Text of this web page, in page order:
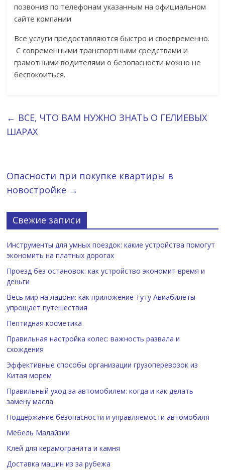
позвонив по телефонам указанным на официальном
сайте компании
Все услуги предоставляются быстро и своевременно.
С современными транспортными средствами и
грамотными водителями о безопасности можно не
беспокоиться.
← ВСЕ, ЧТО ВАМ НУЖНО ЗНАТЬ О ГЕЛИЕВЫХ
ШАРАХ
Опасности при покупке квартиры в
новостройке →
Свежие записи
Инструменты для умных поездок: какие устройства помогут
экономить на платных дорогах
Проезд без остановок: как устройство экономит время и
деньги
Весь мир на ладони: как приложение Туту Авиабилеты
упрощает путешествия
Пептидная косметика
Правильная настройка колес: важность развала и
схождения
Эффективные способы организации грузоперевозок из
Китая морем
Правильный уход за автомобилем: когда и как делать
замену масла
Поддержание безопасности и управляемости автомобиля
Мебель Малайзии
Клей для керамогранита и камня
Доставка машин из за рубежа